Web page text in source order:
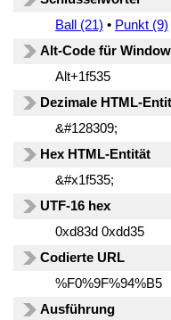
Ball (21) • Punkt (9)
Alt-Code für
Alt+1f535
Dezimale HTML-
&#128309;
Hex HTML-Entität
&#x1f535;
UTF-16 hex
0xd83d 0xdd35
Codierte URL
%F0%9F%94%B5
Ausführung